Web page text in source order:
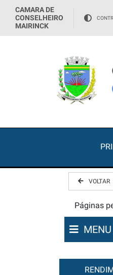
CAMARA DE
CONSELHEIRO
MAIRINCK
VOLTAR
Páginas